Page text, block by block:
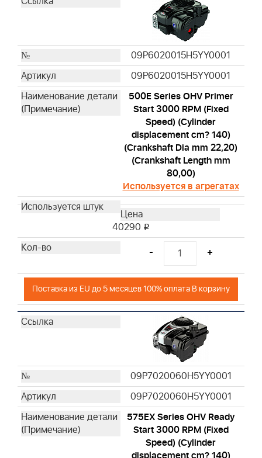
09P6020015H5YY0001
09P6020015H5YY0001
500E Series OHV Primer
Start 3000 RPM (Fixed
Speed) (Cylinder
displacement cm? 140)
(Crankshaft Dia mm 22,20)
(Crankshaft Length mm
80,00)
Используется в агрегатах
40290 i
- +
Поставка из EU до 5 месяцев 100% оплата В корзину
09P7020060H5YY0001
09P7020060H5YY0001
575EX Series OHV Ready
Start 3000 RPM (Fixed
Speed) (Cylinder